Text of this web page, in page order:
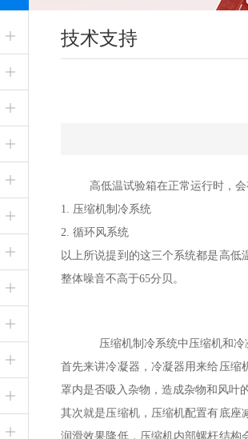
技术支持
高低温试验箱在正常运行时，
1. 压缩机制冷系统
2. 循环风系统
以上所说提到的这三个系统都是高
整体噪音不高于65分贝。
压缩机制冷系统中压缩机和冷
首先来讲冷凝器，冷凝器用来给压缩
罩内是否吸入杂物，造成杂物和风叶
其次就是压缩机，压缩机配置有底座
润滑效果降低，压缩机内部螺杆结构